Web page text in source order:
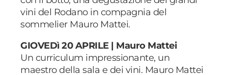
vini del Rodano in compagnia del
sommelier Mauro Mattei.
GIOVEDì 20 APRILE | Mauro Mattei
Un curriculum impressionante, un
maestro della sala e dei vini. Mauro Mattei